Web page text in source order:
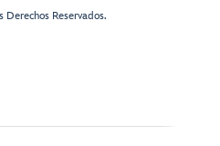
Derechos Reservados.